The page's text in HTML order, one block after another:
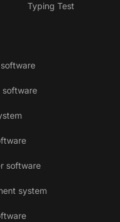
Typing Test
software
software
system